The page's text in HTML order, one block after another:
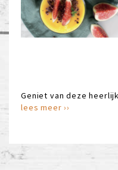
Geniet van deze
lees meer ››